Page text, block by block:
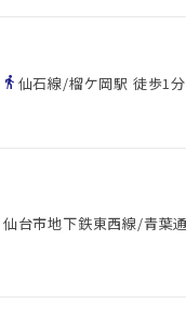
directions_walk 仙石線/榴ケ岡駅 徒歩1分
仙台市地下鉄東西線/青葉